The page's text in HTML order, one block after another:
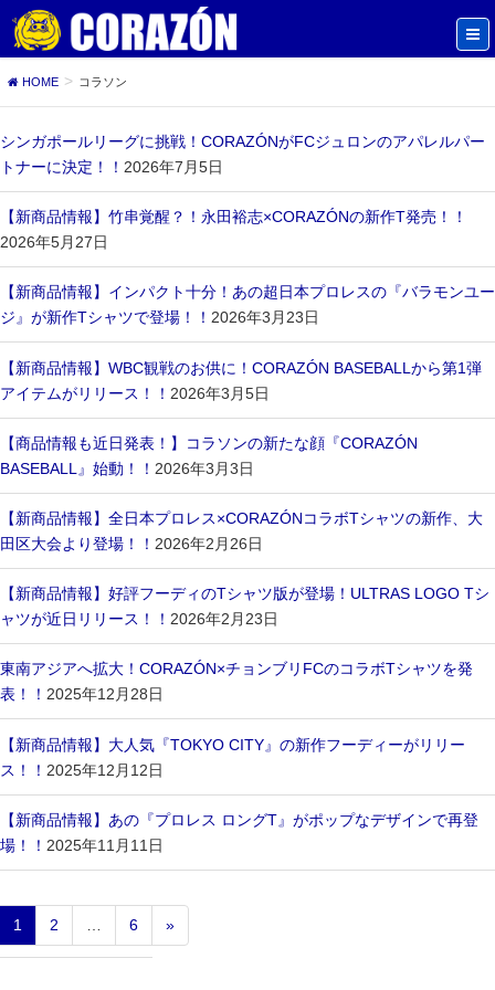
HOME コラソン
シンガポールリーグに挑戦！CORAZÓNがFCジュロンのアパレルパー
トナーに決定！！ 2026年7月5日
【新商品情報】竹串覚醒？！永田裕志×CORAZÓNの新作T発売！！
2026年5月27日
【新商品情報】インパクト十分！あの超日本プロレスの『バラモンユー
ジ』が新作Tシャツで登場！！ 2026年3月23日
【新商品情報】WBC観戦のお供に！CORAZÓN BASEBALLから第1弾
アイテムがリリース！！ 2026年3月5日
【商品情報も近日発表！】コラソンの新たな顔『CORAZÓN
BASEBALL』始動！！ 2026年3月3日
【新商品情報】全日本プロレス×CORAZÓNコラボTシャツの新作、大
田区大会より登場！！ 2026年2月26日
【新商品情報】好評フーディのTシャツ版が登場！ULTRAS LOGO Tシ
ャツが近日リリース！！ 2026年2月23日
東南アジアへ拡大！CORAZÓN×チョンブリFCのコラボTシャツを発
表！！ 2025年12月28日
【新商品情報】大人気『TOKYO CITY』の新作フーディーがリリー
ス！！ 2025年12月12日
【新商品情報】あの『プロレス ロングT』がポップなデザインで再登
場！！ 2025年11月11日
1 2 6 »